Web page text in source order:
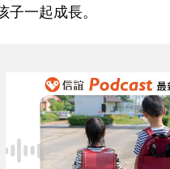
一起成長。